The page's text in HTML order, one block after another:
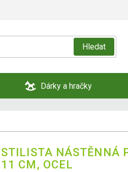
Hledat
Dárky a hračky
STILISTA NÁSTĚNNÁ
11 CM, OCEL